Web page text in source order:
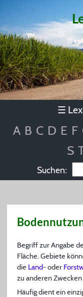
☰
A B C D E F
S
Suchen:
Begriff zur Angabe
Fläche. Gebiete
die Land- oder
zu anderen
Häufig dient ein